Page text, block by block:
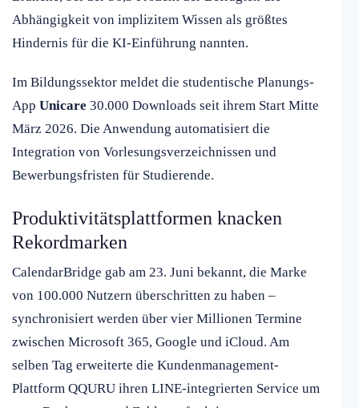
Abhängigkeit von implizitem Wissen als größtes
Hindernis für die KI-Einführung nannten.
Im Bildungssektor meldet die studentische Planungs-
App Unicare 30.000 Downloads seit ihrem Start Mitte
März 2026. Die Anwendung automatisiert die
Integration von Vorlesungsverzeichnissen und
Bewerbungsfristen für Studierende.
Produktivitätsplattformen knacken
Rekordmarken
CalendarBridge gab am 23. Juni bekannt, die Marke
von 100.000 Nutzern überschritten zu haben –
synchronisiert werden über vier Millionen Termine
zwischen Microsoft 365, Google und iCloud. Am
selben Tag erweiterte die Kundenmanagement-
Plattform QQURU ihren LINE-integrierten Service um